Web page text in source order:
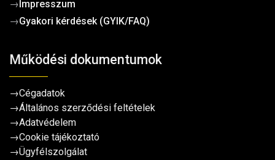
→Impresszum
→Gyakori kérdések (GYIK/FAQ)
Működési dokumentumok
→Cégadatok
→Általános szerződési feltételek
→Adatvédelem
→Cookie tájékoztató
→Ügyfélszolgálat